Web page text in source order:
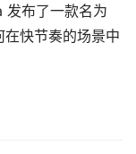
发布了一款名为
快节奏的场景中